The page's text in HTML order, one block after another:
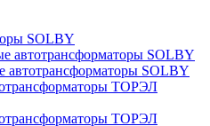
SOLBY
автотрансформаторы SOLBY
автотрансформаторы SOLBY
ТОРЭЛ
ТОРЭЛ